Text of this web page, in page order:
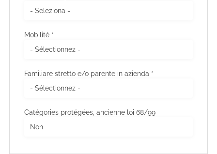
Mobilité *
Familiare stretto e/o parente in azienda *
Catégories protégées, ancienne loi 68/99